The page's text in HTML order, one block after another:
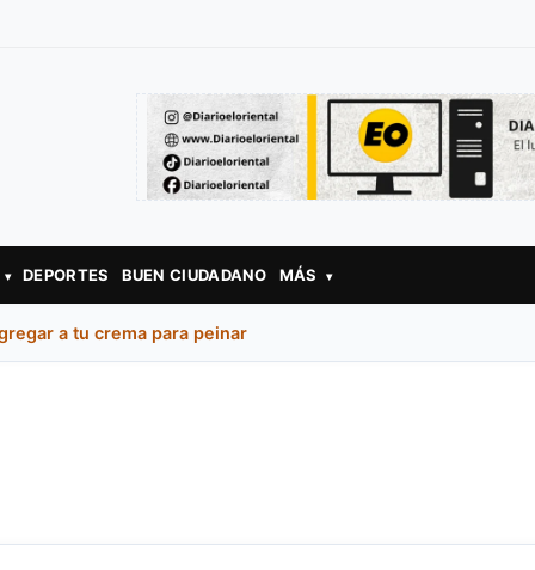
▾ DEPORTES BUEN CIUDADANO MÁS ▾
a tu crema para peinar